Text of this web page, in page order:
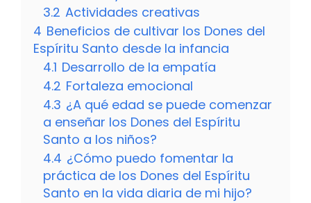
3.2 Actividades creativas
4 Beneficios de cultivar los Dones del
Espíritu Santo desde la infancia
4.1 Desarrollo de la empatía
4.2 Fortaleza emocional
4.3 ¿A qué edad se puede comenzar
a enseñar los Dones del Espíritu
Santo a los niños?
4.4 ¿Cómo puedo fomentar la
práctica de los Dones del Espíritu
Santo en la vida diaria de mi hijo?